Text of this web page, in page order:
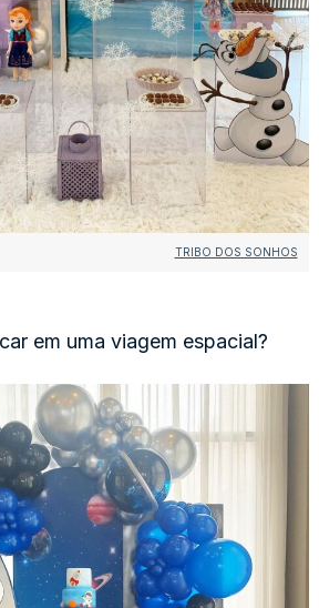
TRIBO DOS SONHOS
em uma viagem espacial?